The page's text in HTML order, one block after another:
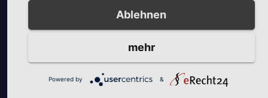
Unsere Partner
Ablehnen
mehr
Powered by &